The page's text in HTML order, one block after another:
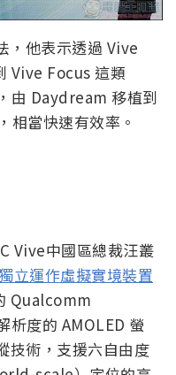
，他表示透過 Vive
Vive Focus 這類
由 Daydream 移植到
相當快速有效率。
Vive中國區總裁汪叢
立運作虛擬實境裝置
Qualcomm
度的 AMOLED 螢
術，支援六自由度